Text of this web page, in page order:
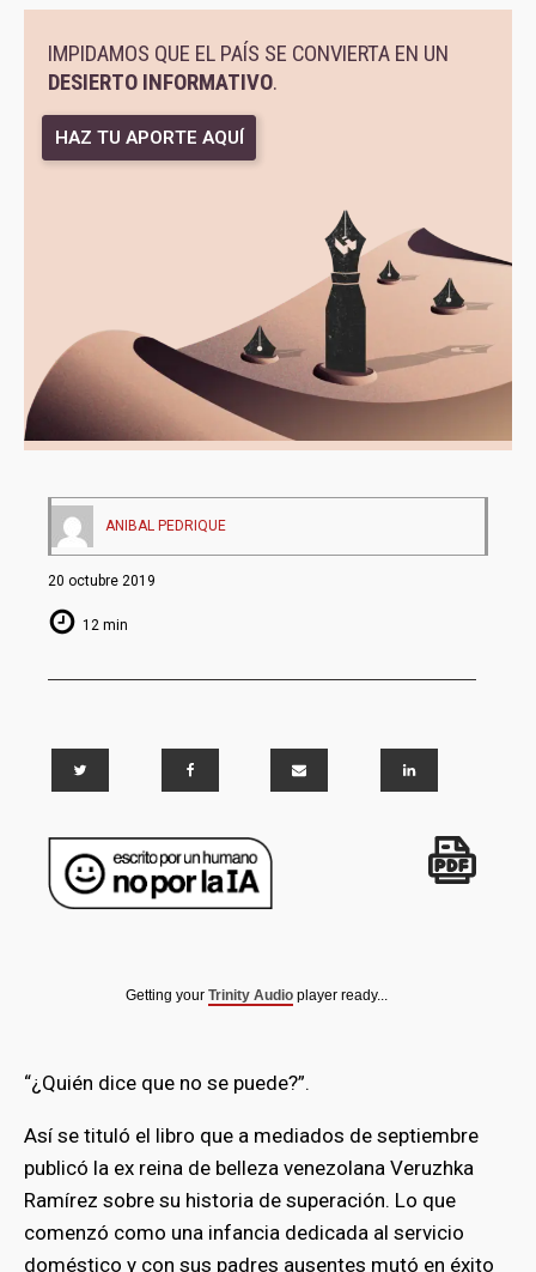
IMPIDAMOS QUE EL PAÍS SE CONVIERTA EN UN
DESIERTO INFORMATIVO.
HAZ TU APORTE AQUÍ
ANIBAL PEDRIQUE
20 octubre 2019
12 min
Getting your Trinity Audio player ready...
“¿Quién dice que no se puede?”.
Así se tituló el libro que a mediados de septiembre
publicó la ex reina de belleza venezolana Veruzhka
Ramírez sobre su historia de superación. Lo que
comenzó como una infancia dedicada al servicio
doméstico y con sus padres ausentes mutó en éxito